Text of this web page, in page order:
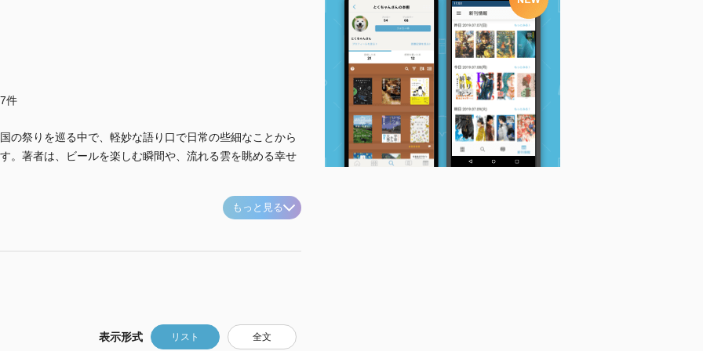
件
の祭りを巡る中で、軽妙な語り口で日常の些細なことから
。著者は、ビールを楽しむ瞬間や、流れる雲を眺める幸せ
もっと見る
表示形式 リスト 全文